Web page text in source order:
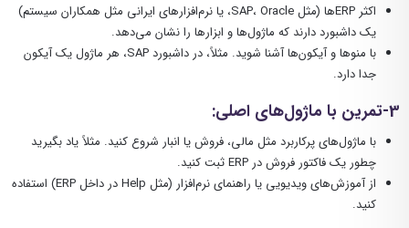
اکثر ERPها (مثل SAP، Oracle، یا نرم‌افزارهای ایرانی مثل همکاران سیستم)
یک داشبورد دارند که ماژول‌ها و ابزارها را نشان می‌دهد.
با منوها و آیکون‌ها آشنا شوید. مثلاً، در داشبورد SAP، هر ماژول یک آیکون
جدا دارد.
3-تمرین با ماژول‌های اصلی :
با ماژول‌های پرکاربرد مثل مالی، فروش یا انبار شروع کنید. مثلاً یاد بگیرید
چطور یک فاکتور فروش در ERP ثبت کنید.
از آموزش‌های ویدیویی یا راهنمای نرم‌افزار (مثل Help در داخل ERP) استفاده
کنید.